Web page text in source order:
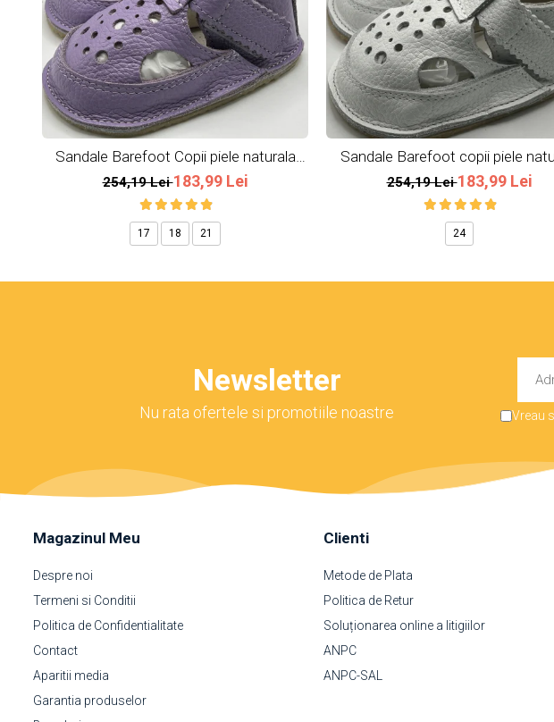
Sandale Barefoot Copii piele naturala
Lavender
254,19 Lei183,99 Lei
17 18 21
Sandale Barefoot copii piele
Albe
254,19 Lei183,99 Lei
24
Newsletter
Nu rata ofertele si promotiile noastre Vreau
Magazinul Meu
Despre noi
Termeni si Conditii
Politica de Confidentialitate
Contact
Aparitii media
Garantia produselor
Clienti
Metode de Plata
Politica de Retur
Soluționarea online a litigiilor
ANPC
ANPC-SAL